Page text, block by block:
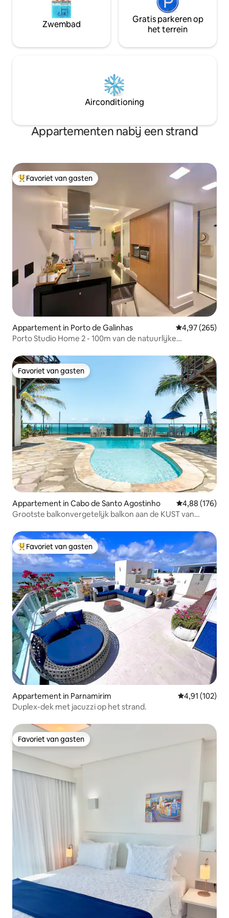
Zwembad
Gratis parkeren op
het terrein
Airconditioning
Appartementen nabij een strand
Topfavoriet van gasten
Favoriet van gasten
Appartement in Porto de Galinhas Gemiddelde
4,97 (265)
Porto Studio Home 2 - 100m van de natuurlijke
Favoriet van gasten
Favoriet van gasten
Appartement in Cabo de Santo Agostinho Gemiddelde
4,88 (176)
Grootste balkonvergetelijk balkon aan de KUST van
Topfavoriet van gasten
Favoriet van gasten
Appartement in Parnamirim Gemiddelde
4,91 (102)
Duplex-dek met jacuzzi op het strand.
Favoriet van gasten
Favoriet van gasten